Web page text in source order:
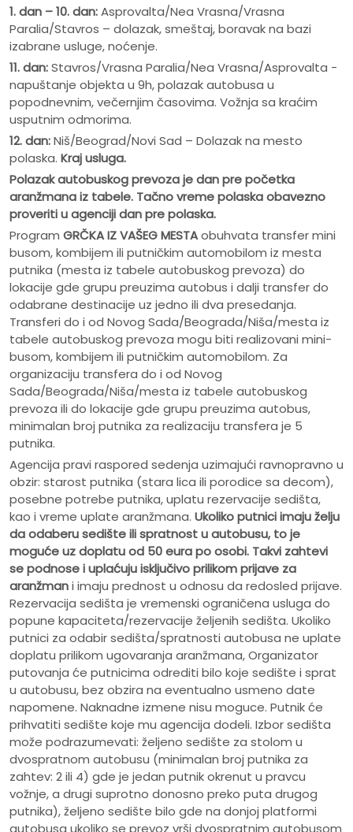
1. dan – 10. dan:Asprovalta/Nea Vrasna/Vrasna
Paralia/Stavros – dolazak, smeštaj, boravak na bazi
izabrane usluge, noćenje.
11. dan:Stavros/Vrasna Paralia/Nea Vrasna/Asprovalta -
napuštanje objekta u 9h, polazak autobusa u
popodnevnim, večernjim časovima. Vožnja sa kraćim
usputnim odmorima.
12. dan:Niš/Beograd/Novi Sad – Dolazak na mesto
polaska. Kraj usluga.
Polazak autobuskog prevoza je dan pre početka
aranžmana iz tabele. Tačno vreme polaska obavezno
proveriti u agenciji dan pre polaska.
Program GRČKA IZ VAŠEG MESTAobuhvata transfer mini
busom, kombijem ili putničkim automobilom iz mesta
putnika (mesta iz tabele autobuskog prevoza) do
lokacije gde grupu preuzima autobus i dalji transfer do
odabrane destinacije uz jedno ili dva presedanja.
Transferi do i od Novog Sada/Beograda/Niša/mesta iz
tabele autobuskog prevoza mogu biti realizovani mini-
busom, kombijem ili putničkim automobilom. Za
organizaciju transfera do i od Novog
Sada/Beograda/Niša/mesta iz tabele autobuskog
prevoza ili do lokacije gde grupu preuzima autobus,
minimalan broj putnika za realizaciju transfera je 5
putnika.
Agencija pravi raspored sedenja uzimajući ravnopravno u
obzir: starost putnika (stara lica ili porodice sa decom),
posebne potrebe putnika, uplatu rezervacije sedišta,
kao i vreme uplate aranžmana. Ukoliko putnici imaju želju
da odaberu sedište ili spratnost u autobusu, to je
moguće uz doplatu od 50 eura po osobi. Takvi zahtevi
se podnose i uplaćuju isključivo prilikom prijave za
aranžmani imaju prednost u odnosu da redosled prijave.
Rezervacija sedišta je vremenski ograničena usluga do
popune kapaciteta/rezervacije željenih sedišta. Ukoliko
putnici za odabir sedišta/spratnosti autobusa ne uplate
doplatu prilikom ugovaranja aranžmana, Organizator
putovanja će putnicima odrediti bilo koje sedište i sprat
u autobusu, bez obzira na eventualno usmeno date
napomene. Naknadne izmene nisu moguce. Putnik će
prihvatiti sedište koje mu agencija dodeli. Izbor sedišta
može podrazumevati: željeno sedište za stolom u
dvospratnom autobusu (minimalan broj putnika za
zahtev: 2 ili 4) gde je jedan putnik okrenut u pravcu
vožnje, a drugi suprotno donosno preko puta drugog
putnika), željeno sedište bilo gde na donjoj platformi